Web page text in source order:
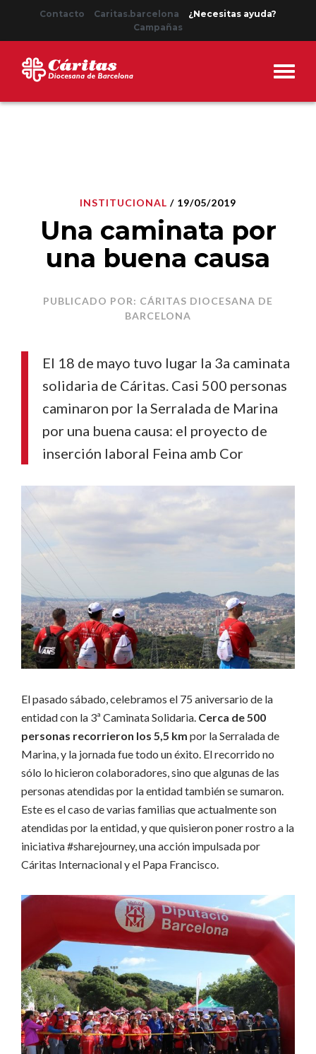
Contacto Caritas.barcelona
¿Necesitas ayuda?
Campañas
INSTITUCIONAL / 19/05/2019
Una caminata por
una buena causa
PUBLICADO POR: CÁRITAS DIOCESANA DE
BARCELONA
El 18 de mayo tuvo lugar la 3a caminata
solidaria de Cáritas. Casi 500 personas
caminaron por la Serralada de Marina
por una buena causa: el proyecto de
inserción laboral Feina amb Cor
El pasado sábado, celebramos el 75 aniversario de la
entidad con la 3ª Caminata Solidaria. Cerca de 500
personas recorrieron los 5,5 km por la Serralada de
Marina, y la jornada fue todo un éxito. El recorrido no
sólo lo hicieron colaboradores, sino que algunas de las
personas atendidas por la entidad también se sumaron.
Este es el caso de varias familias que actualmente son
atendidas por la entidad, y que quisieron poner rostro a la
iniciativa #sharejourney, una acción impulsada por
Cáritas Internacional y el Papa Francisco.